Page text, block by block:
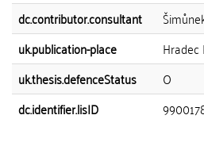
dc.contributor.consultant
uk.publication-place
Hradec
uk.thesis.defenceStatus
O
dc.identifier.lisID